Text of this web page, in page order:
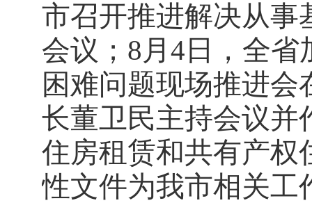
市召开推进解决从事
会议；8月4日，全
困难问题现场推进
长董卫民主持会议并
住房租赁和共有产权
性文件为我市相关工